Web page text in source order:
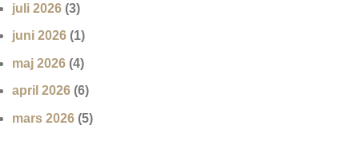
juli 2026 (3)
juni 2026 (1)
maj 2026 (4)
april 2026 (6)
mars 2026 (5)